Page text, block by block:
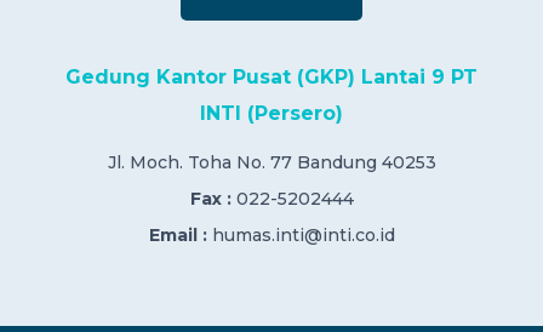
Gedung Kantor Pusat (GKP) Lantai 9 PT
INTI (Persero)
Jl. Moch. Toha No. 77 Bandung 40253
Fax :022-5202444
Email :humas.inti@inti.co.id